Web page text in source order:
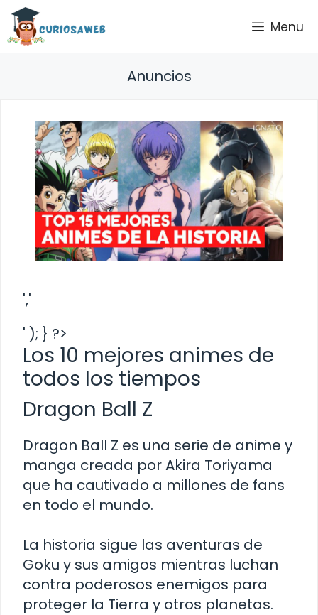
Saltar
contenido
Menu
Anuncios
','
' ); } ?>
Los 10 mejores animes de
todos los tiempos
Dragon Ball Z
Dragon Ball Z es una serie de anime y
manga creada por Akira Toriyama
que ha cautivado a millones de fans
en todo el mundo.
La historia sigue las aventuras de
Goku y sus amigos mientras luchan
contra poderosos enemigos para
proteger la Tierra y otros planetas.